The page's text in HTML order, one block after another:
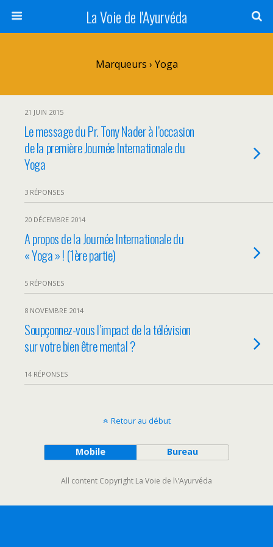
La Voie de l'Ayurvéda
Marqueurs › Yoga
21 JUIN 2015
Le message du Pr. Tony Nader à l’occasion
de la première Journée Internationale du
Yoga
3 RÉPONSES
20 DÉCEMBRE 2014
A propos de la Journée Internationale du
« Yoga » ! (1ère partie)
5 RÉPONSES
8 NOVEMBRE 2014
Soupçonnez-vous l’impact de la télévision
sur votre bien être mental ?
14 RÉPONSES
Retour au début
Mobile Bureau
All content Copyright La Voie de l\'Ayurvéda